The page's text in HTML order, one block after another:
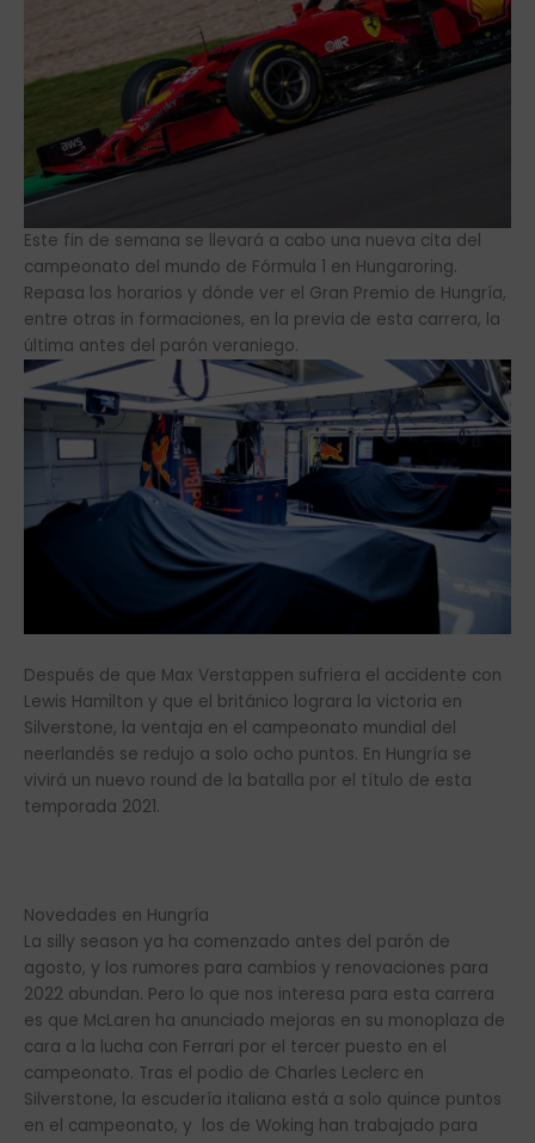
Este fin de semana se llevará a cabo una nueva cita del
campeonato del mundo de Fórmula 1 en Hungaroring.
Repasa los horarios y dónde ver el Gran Premio de Hungría,
entre otras in formaciones, en la previa de esta carrera, la
última antes del parón veraniego.
Después de que Max Verstappen sufriera el accidente con
Lewis Hamilton y que el británico lograra la victoria en
Silverstone, la ventaja en el campeonato mundial del
neerlandés se redujo a solo ocho puntos. En Hungría se
vivirá un nuevo round de la batalla por el título de esta
temporada 2021.
Novedades en Hungría
La silly season ya ha comenzado antes del parón de
agosto, y los rumores para cambios y renovaciones para
2022 abundan. Pero lo que nos interesa para esta carrera
es que McLaren ha anunciado mejoras en su monoplaza de
cara a la lucha con Ferrari por el tercer puesto en el
campeonato. Tras el podio de Charles Leclerc en
Silverstone, la escudería italiana está a solo quince puntos
en el campeonato, y los de Woking han trabajado para